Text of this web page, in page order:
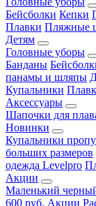
Бейсболки Кепки
Плавки Пляжные
Детям
Головные уборы
Банданы
панамы и шляпы
Купальники
Аксессуары
Шапочки для
Новинки
Купальники
больших размеров
одежда Levelpro
Акции
Маленький
600 руб. Акции